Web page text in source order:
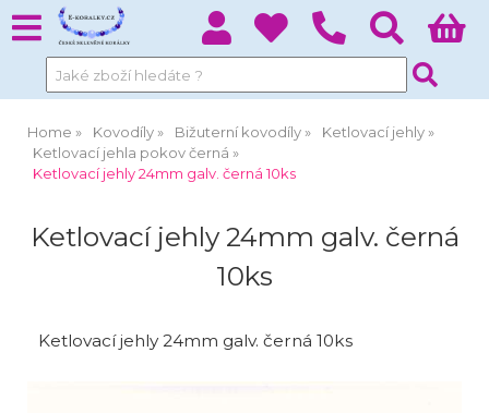
Home Kovodíly Bižuterní kovodíly
Ketlovací jehly
Ketlovací jehla pokov černá
Ketlovací jehly 24mm galv. černá 10ks
Ketlovací jehly 24mm galv. černá
10ks
Ketlovací jehly 24mm galv. černá 10ks